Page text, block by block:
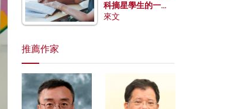
科摘星學生的一點
特質
來文
推薦作家